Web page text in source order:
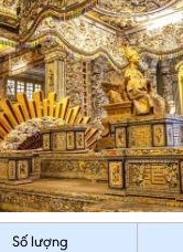
Số lượng